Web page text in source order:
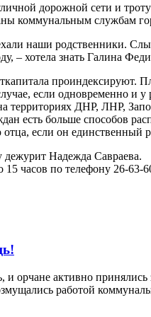
дорожной сети и
коммунальным службам
наши родственники.
– хотела знать Галина
проиндексируют.
если одновременно и
территориях ДНР, ЛНР,
есть больше способов
если он единственный
дежурит Надежда Савраева.
15 часов по телефону 26-63-
и орчане активно
работой